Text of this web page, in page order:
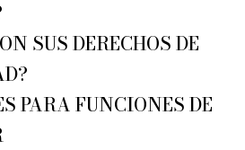
SUS DERECHOS DE
PARA FUNCIONES DE